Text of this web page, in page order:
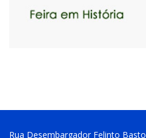
Rua Desembargador Felinto